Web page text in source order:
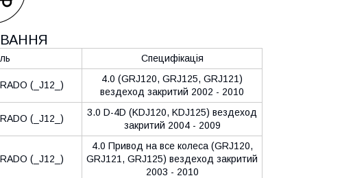
Специфікація
(_J12_)
4.0 (GRJ120, GRJ125, GRJ121)
вездеход закритий 2002 - 2010
(_J12_)
3.0 D-4D (KDJ120, KDJ125) вездеход
закритий 2004 - 2009
(_J12_)
4.0 Привод на все колеса (GRJ120,
GRJ121, GRJ125) вездеход закритий
2003 - 2010